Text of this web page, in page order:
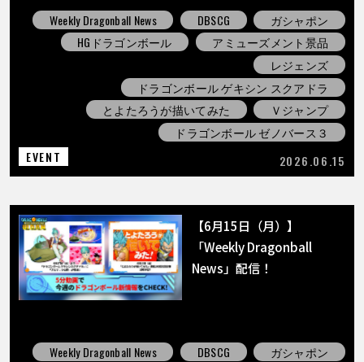
Weekly Dragonball News DBSCG
ガシャポン
HGドラゴンボール
アミューズメント景品
レジェンズ
ドラゴンボール ゲキシン スクアドラ
とよたろうが描いてみた
Ｖジャンプ
ドラゴンボール ゼノバース３
EVENT
2026.06.15
【6月15日（月）】
「Weekly Dragonball
News」配信！
Weekly Dragonball News DBSCG
ガシャポン